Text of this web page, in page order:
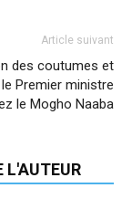
Article suivant
des coutumes et
Premier ministre
le Mogho Naaba
L'AUTEUR